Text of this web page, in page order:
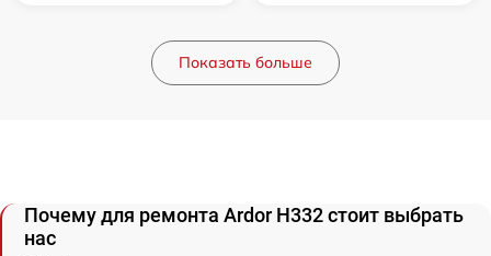
Показать больше
Почему для ремонта Ardor H332 стоит выбрать
нас